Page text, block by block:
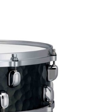
電子ピアノ
その他楽器